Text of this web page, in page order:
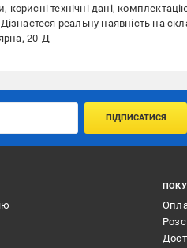
технічні дані,
реальну наявність на
20-Д
ПІДПИСАТИСЯ